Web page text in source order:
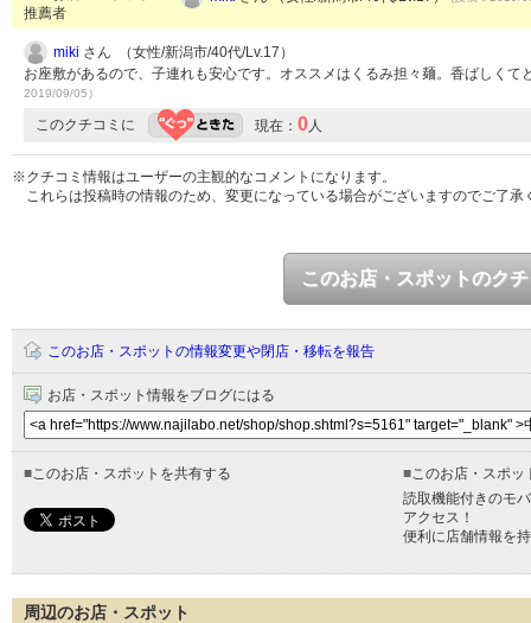
推薦者
miki さん （女性/新潟市/40代/Lv.17）
お座敷があるので、子連れも安心です。オススメはくるみ担々麺。香ばしくて
2019/09/05）
このクチコミに 現在： 0人
※クチコミ情報はユーザーの主観的なコメントになります。
これらは投稿時の情報のため、変更になっている場合がございますのでご了承
このお店・スポットのク
このお店・スポットの情報変更や閉店・移転を報告
お店・スポット情報をブログにはる
■このお店・スポットを共有する ■このお店・スポッ
読取機能付きのモ
アクセス！
便利に店舗情報を
周辺のお店・スポット